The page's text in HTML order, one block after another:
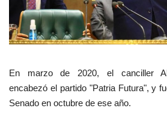
En marzo de 2020, el canciller
encabezó el partido "Patria Futura", y
Senado en octubre de ese año.